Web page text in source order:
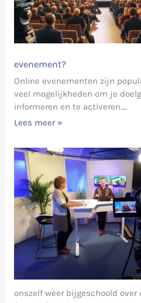
evenement?
Online evenementen zijn
veel mogelijkheden om je
informeren en te activeren.…
Lees meer »
onszelf weer bijgeschoold over